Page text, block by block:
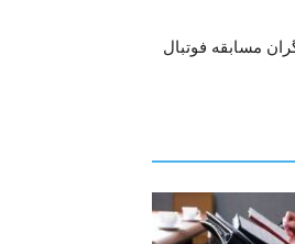
مسابقه فوتبال